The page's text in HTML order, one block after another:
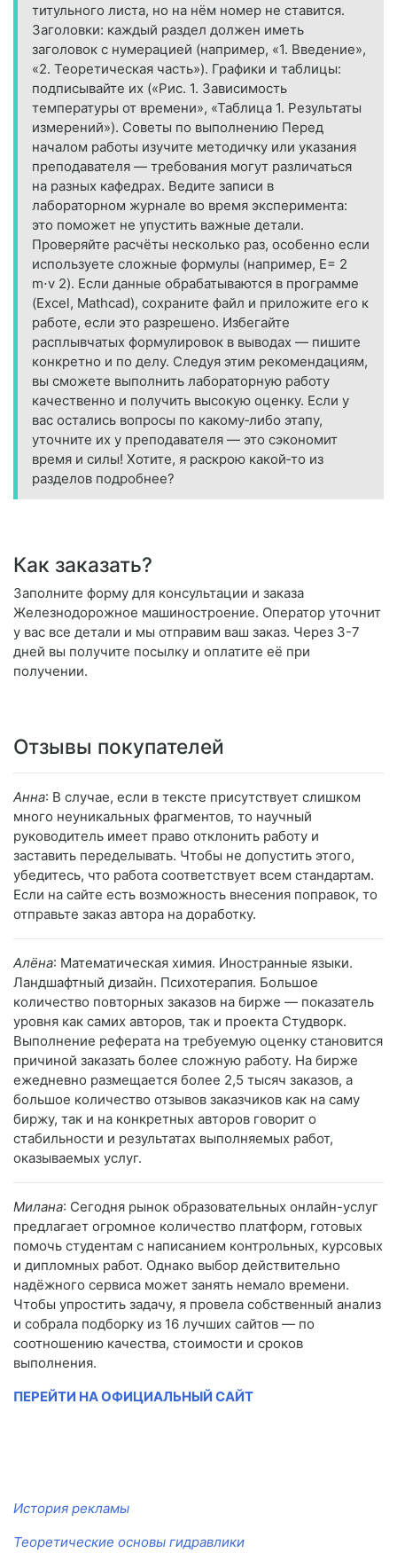
титульного листа, но на нём номер не ставится.
Заголовки: каждый раздел должен иметь
заголовок с нумерацией (например, «1. Введение»,
«2. Теоретическая часть»). Графики и таблицы:
подписывайте их («Рис. 1. Зависимость
температуры от времени», «Таблица 1. Результаты
измерений»). Советы по выполнению Перед
началом работы изучите методичку или указания
преподавателя — требования могут различаться
на разных кафедрах. Ведите записи в
лабораторном журнале во время эксперимента:
это поможет не упустить важные детали.
Проверяйте расчёты несколько раз, особенно если
используете сложные формулы (например, E= 2
m⋅v 2 ​ ). Если данные обрабатываются в программе
(Excel, Mathcad), сохраните файл и приложите его к
работе, если это разрешено. Избегайте
расплывчатых формулировок в выводах — пишите
конкретно и по делу. Следуя этим рекомендациям,
вы сможете выполнить лабораторную работу
качественно и получить высокую оценку. Если у
вас остались вопросы по какому‑либо этапу,
уточните их у преподавателя — это сэкономит
время и силы! Хотите, я раскрою какой‑то из
разделов подробнее?
Как заказать?
Заполните форму для консультации и заказа
Железнодорожное машиностроение. Оператор уточнит
у вас все детали и мы отправим ваш заказ. Через 3-7
дней вы получите посылку и оплатите её при
получении.
Отзывы покупателей
Анна: В случае, если в тексте присутствует слишком
много неуникальных фрагментов, то научный
руководитель имеет право отклонить работу и
заставить переделывать. Чтобы не допустить этого,
убедитесь, что работа соответствует всем стандартам.
Если на сайте есть возможность внесения поправок, то
отправьте заказ автора на доработку.
Алёна: Математическая химия. Иностранные языки.
Ландшафтный дизайн. Психотерапия. Большое
количество повторных заказов на бирже — показатель
уровня как самих авторов, так и проекта Студворк.
Выполнение реферата на требуемую оценку становится
причиной заказать более сложную работу. На бирже
ежедневно размещается более 2,5 тысяч заказов, а
большое количество отзывов заказчиков как на саму
биржу, так и на конкретных авторов говорит о
стабильности и результатах выполняемых работ,
оказываемых услуг.
Милана: Сегодня рынок образовательных онлайн-услуг
предлагает огромное количество платформ, готовых
помочь студентам с написанием контрольных, курсовых
и дипломных работ. Однако выбор действительно
надёжного сервиса может занять немало времени.
Чтобы упростить задачу, я провела собственный анализ
и собрала подборку из 16 лучших сайтов — по
соотношению качества, стоимости и сроков
выполнения.
ПЕРЕЙТИ НА ОФИЦИАЛЬНЫЙ САЙТ
История рекламы
Теоретические основы гидравлики